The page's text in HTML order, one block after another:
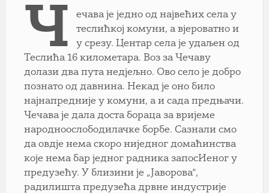
Ч
ечава је једно од највећих села у
теслићкој комуни, а вјероватно и
у срезу. Центар села је удаљен од
Теслића 16 километара. Воз за Чечаву
долази два пута недјељно. Ово село је добро
познато од давнина. Некад је оно било
најнапредније у комуни, а и сада предњачи.
Чечава је дала доста бораца за вријеме
народноослободилачке борбе. Сазнали смо
да овдје нема скоро ниједног домаћинства
које нема бар једног радника запосИеног у
предузећу. У близини је „Јаворова“,
радилишта предузећа дрвне индустрије